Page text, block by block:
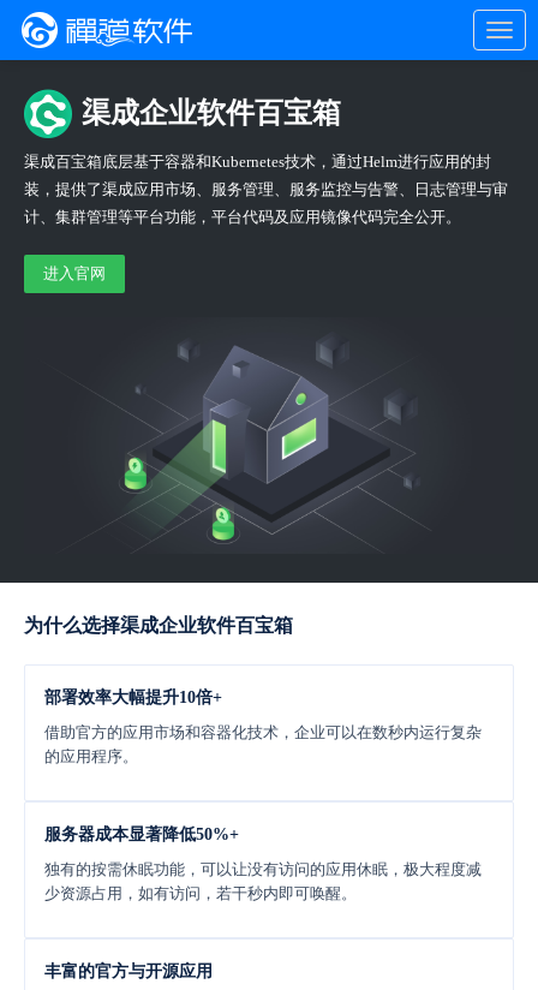
渠成企业软件百宝箱
渠成百宝箱底层基于容器和Kubernetes技术，通过Helm进行应用的封
装，提供了渠成应用市场、服务管理、服务监控与告警、日志管理与审
计、集群管理等平台功能，平台代码及应用镜像代码完全公开。
进入官网
为什么选择渠成企业软件百宝箱
部署效率大幅提升10倍+
借助官方的应用市场和容器化技术，企业可以在数秒内运行复杂
的应用程序。
服务器成本显著降低50%+
独有的按需休眠功能，可以让没有访问的应用休眠，极大程度减
少资源占用，如有访问，若干秒内即可唤醒。
丰富的官方与开源应用